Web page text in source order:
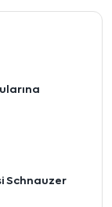
Schnauzer